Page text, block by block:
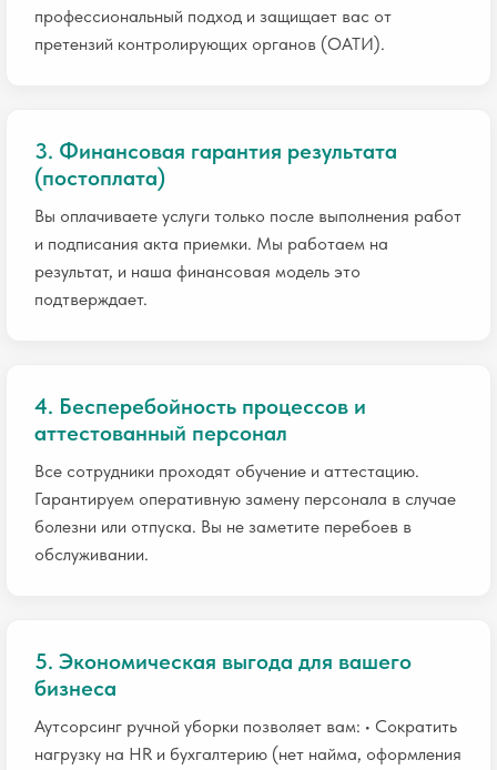
профессиональный подход и защищает вас от
претензий контролирующих органов (ОАТИ).
3. Финансовая гарантия результата
(постоплата)
Вы оплачиваете услуги только после выполнения работ
и подписания акта приемки. Мы работаем на
результат, и наша финансовая модель это
подтверждает.
4. Бесперебойность процессов и
аттестованный персонал
Все сотрудники проходят обучение и аттестацию.
Гарантируем оперативную замену персонала в случае
болезни или отпуска. Вы не заметите перебоев в
обслуживании.
5. Экономическая выгода для вашего
бизнеса
Аутсорсинг ручной уборки позволяет вам: • Сократить
нагрузку на HR и бухгалтерию (нет найма, оформления